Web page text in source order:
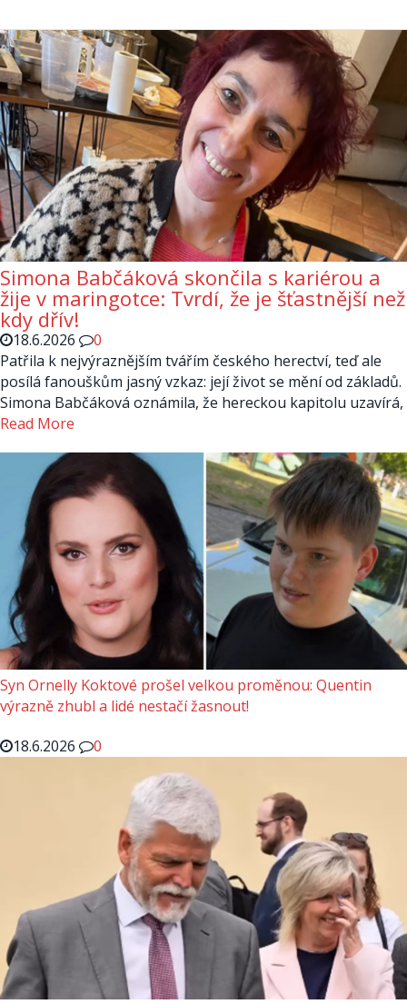
Simona Babčáková skončila s kariérou a
žije v maringotce: Tvrdí, že je šťastnější než
kdy dřív!
18.6.2026
0
Patřila k nejvýraznějším tvářím českého herectví, teď ale
posílá fanouškům jasný vzkaz: její život se mění od základů.
Simona Babčáková oznámila, že hereckou kapitolu uzavírá,
Read More
Syn Ornelly Koktové prošel velkou proměnou: Quentin
výrazně zhubl a lidé nestačí žasnout!
18.6.2026
0